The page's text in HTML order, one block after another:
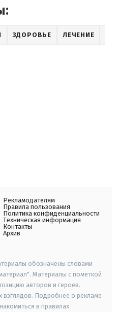
ЗДОРОВЬЕ ЛЕЧЕНИЕ
Рекламодателям
Правила пользования
Политика конфиденциальности
Техническая информация
Контакты
Архив
обозначены словами
Материалы с пометкой
авторов и героев.
взглядов. Подробнее о рекламе
в правилах